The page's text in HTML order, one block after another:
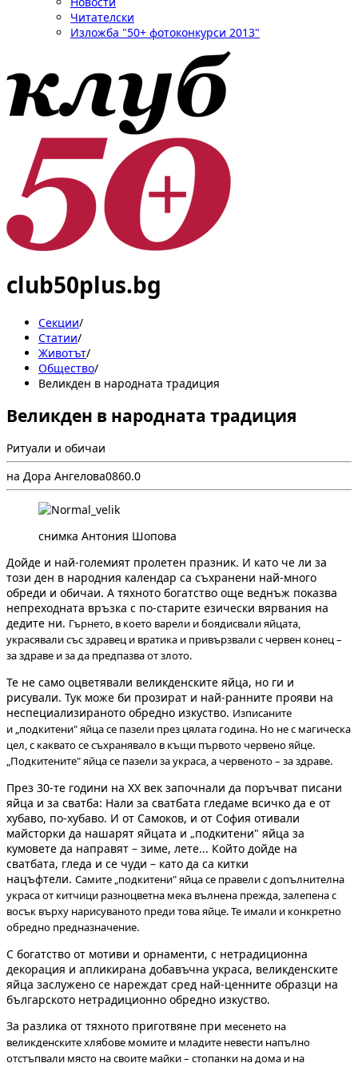
Читателски
Изложба "50+ фотоконкурси 2013"
club50plus.bg
Секции/
Статии/
Животът/
Общество/
Великден в народната традиция
Великден в народната традиция
Ритуали и обичаи
на Дора Ангелова0860.0
снимка Антония Шопова
Дойде и най-големият пролетен празник. И като че ли за
този ден в народния календар са съхранени най-много
обреди и обичаи. А тяхното богатство още веднъж показва
непреходната връзка с по-старите езически вярвания на
дедите ни. Гърнето, в което варели и боядисвали яйцата,
украсявали със здравец и вратика и привързвали с червен конец –
за здраве и за да предпазва от злото.
Те не само оцветявали великденските яйца, но ги и
рисували. Тук може би прозират и най-ранните прояви на
неспециализираното обредно изкуство. Изписаните
и „подкитени" яйцасе пазели през цялата година. Но не с магическа
цел, с каквато се съхранявало в къщи първото червено яйце.
„Подкитените" яйца се пазели за украса, а червеното – за здраве.
През 30-те години на ХХ век започнали да поръчват писани
яйца и за сватба: Нали за сватбата гледаме всичко да е от
хубаво, по-хубаво. И от Самоков, и от София отивали
майсторки да нашарят яйцата и „подкитени" яйца за
кумовете да направят – зиме, лете... Който дойде на
сватбата, гледа и се чуди – като да са китки
нацъфтели. Самите „подкитени" яйца се правели с допълнителна
украса от китчици разноцветна мека вълнена прежда, залепена с
восък върху нарисуваното преди това яйце. Те имали и конкретно
обредно предназначение.
С богатство от мотиви и орнаменти, с нетрадиционна
декорация и апликирана добавъчна украса, великденските
яйца заслужено се нареждат сред най-ценните образци на
българското нетрадиционно обредно изкуство.
За разлика от тяхното приготвяне при месенето на
великденските хлябове момите и младите невести напълно
отстъпвали място на своите майки – стопанки на дома и на